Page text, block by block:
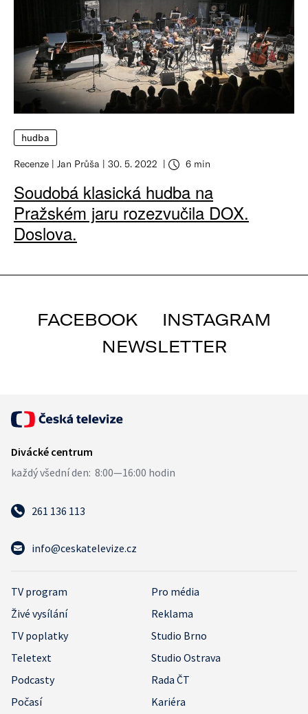
hudba
Recenze Jan Průša 30. 5. 2022 6 min
Soudobá klasická hudba na
Pražském jaru rozezvučila DOX.
Doslova.
FACEBOOK
INSTAGRAM
NEWSLETTER
261 136 113
info@ceskatelevize.cz
TV program
Pro média
Živé vysílání
Reklama
TV poplatky
Studio Brno
Teletext
Studio Ostrava
Podcasty
Rada ČT
Počasí
Kariéra